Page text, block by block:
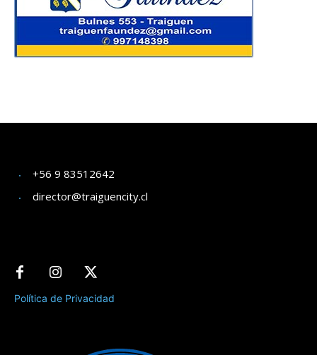
+56 9 83512642
director@traiguencity.cl
Política de Privacidad